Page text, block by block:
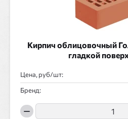
Кирпич облицовочный
гладкой
Цена, руб/ :
Бренд: